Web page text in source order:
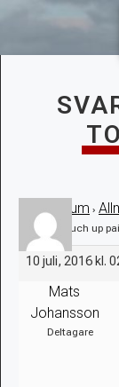
› Forum ›
Beställa touch up
10 juli, 2016 kl.
Mats
Johansson
Deltagare